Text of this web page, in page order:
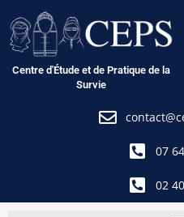
au
contenu
Centre d'Étude et de Pratique de la
Survie
07
02